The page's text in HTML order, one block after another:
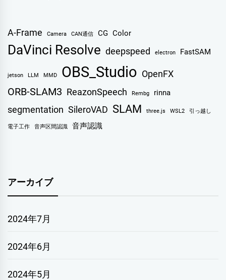
A-Frame Camera CAN通信 CG Color
DaVinci Resolve deepspeed electron FastSAM
jetson LLM MMD OBS_Studio OpenFX
ORB-SLAM3 ReazonSpeech Rembg rinna
segmentation SileroVAD SLAM three.js WSL2 引っ越し
電子工作 音声区間認識 音声認識
アーカイブ
2024年7月
2024年6月
2024年5月